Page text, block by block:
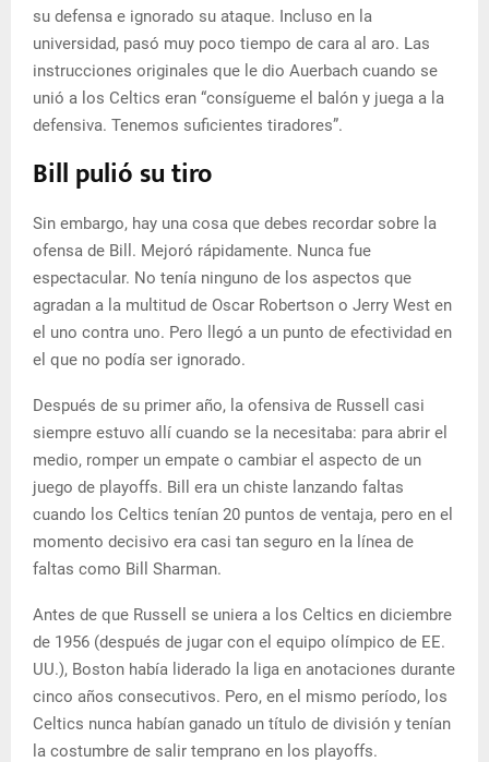
su defensa e ignorado su ataque. Incluso en la
universidad, pasó muy poco tiempo de cara al aro. Las
instrucciones originales que le dio Auerbach cuando se
unió a los Celtics eran “consígueme el balón y juega a la
defensiva. Tenemos suficientes tiradores”.
Bill pulió su tiro
Sin embargo, hay una cosa que debes recordar sobre la
ofensa de Bill. Mejoró rápidamente. Nunca fue
espectacular. No tenía ninguno de los aspectos que
agradan a la multitud de Oscar Robertson o Jerry West en
el uno contra uno. Pero llegó a un punto de efectividad en
el que no podía ser ignorado.
Después de su primer año, la ofensiva de Russell casi
siempre estuvo allí cuando se la necesitaba: para abrir el
medio, romper un empate o cambiar el aspecto de un
juego de playoffs. Bill era un chiste lanzando faltas
cuando los Celtics tenían 20 puntos de ventaja, pero en el
momento decisivo era casi tan seguro en la línea de
faltas como Bill Sharman.
Antes de que Russell se uniera a los Celtics en diciembre
de 1956 (después de jugar con el equipo olímpico de EE.
UU.), Boston había liderado la liga en anotaciones durante
cinco años consecutivos. Pero, en el mismo período, los
Celtics nunca habían ganado un título de división y tenían
la costumbre de salir temprano en los playoffs.